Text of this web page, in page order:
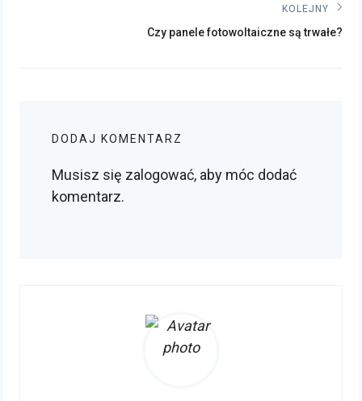
KOLEJNY
Kolejny
Czy panele fotowoltaiczne są trwałe?
DODAJ KOMENTARZ
Musisz się zalogować, aby móc dodać
komentarz.